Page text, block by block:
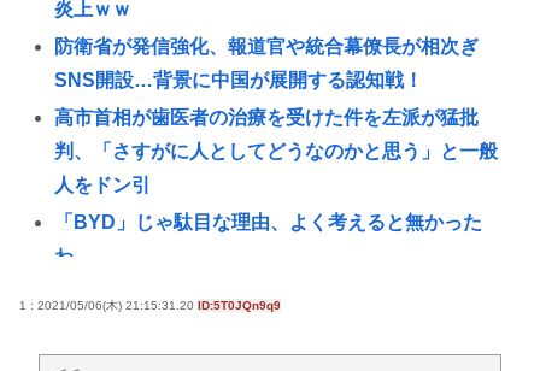
炎上ｗｗ
防衛省が発信強化、報道官や統合幕僚長が相次ぎ
SNS開設…背景に中国が展開する認知戦！
高市首相が歯医者の治療を受けた件を左派が猛批
判、「さすがに人としてどうなのかと思う」と一般
人をドン引
「BYD」じゃ駄目な理由、よく考えると無かった
わ。
ても普通に投稿見れます」
1 : 2021/05/06(木) 21:15:31.20 ID:5T0JQn9q9